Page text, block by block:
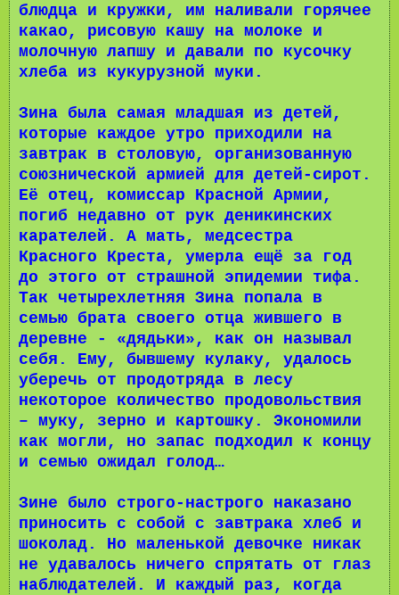
блюдца и кружки, им наливали горячее
какао, рисовую кашу на молоке и
молочную лапшу и давали по кусочку
хлеба из кукурузной муки.
Зина была самая младшая из детей,
которые каждое утро приходили на
завтрак в столовую, организованную
союзнической армией для детей-сирот.
Её отец, комиссар Красной Армии,
погиб недавно от рук деникинских
карателей. А мать, медсестра
Красного Креста, умерла ещё за год
до этого от страшной эпидемии тифа.
Так четырехлетняя Зина попала в
семью брата своего отца жившего в
деревне - «дядьки», как он называл
себя. Ему, бывшему кулаку, удалось
уберечь от продотряда в лесу
некоторое количество продовольствия
– муку, зерно и картошку. Экономили
как могли, но запас подходил к концу
и семью ожидал голод…
Зине было строго-настрого наказано
приносить с собой с завтрака хлеб и
шоколад. Но маленькой девочке никак
не удавалось ничего спрятать от глаз
наблюдателей. И каждый раз, когда